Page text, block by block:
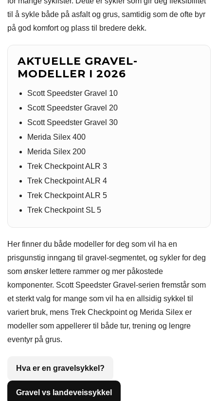
til å sykle både på asfalt og grus, samtidig som de ofte byr
på god komfort og plass til bredere dekk.
AKTUELLE GRAVEL-
MODELLER I 2026
Scott Speedster Gravel 10
Scott Speedster Gravel 20
Scott Speedster Gravel 30
Merida Silex 400
Merida Silex 200
Trek Checkpoint ALR 3
Trek Checkpoint ALR 4
Trek Checkpoint ALR 5
Trek Checkpoint SL 5
Her finner du både modeller for deg som vil ha en
prisgunstig inngang til gravel-segmentet, og sykler for deg
som ønsker lettere rammer og mer påkostede
komponenter. Scott Speedster Gravel-serien fremstår som
et sterkt valg for mange som vil ha en allsidig sykkel til
variert bruk, mens Trek Checkpoint og Merida Silex er
modeller som appellerer til både tur, trening og lengre
eventyr på grus.
Hva er en gravelsykkel?
Gravel vs landeveissykkel